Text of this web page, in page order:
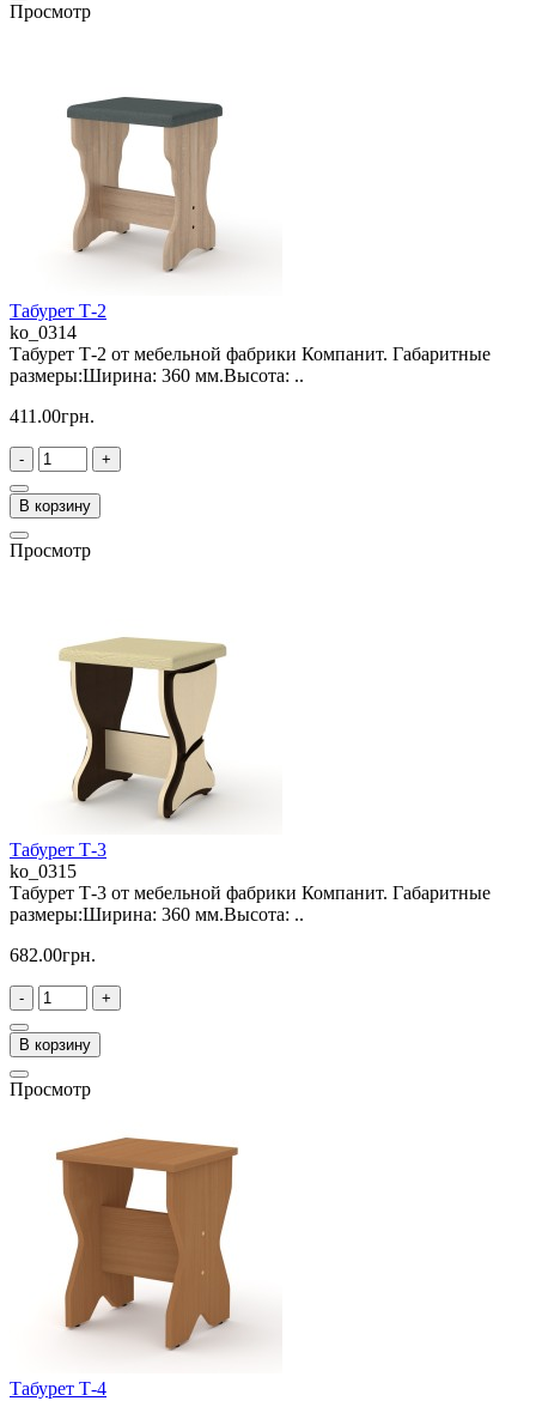
Просмотр
Табурет Т-2
ko_0314
Табурет Т-2 от мебельной фабрики Компанит. Габаритные
размеры:Ширина: 360 мм.Высота: ..
411.00грн.
- +
В корзину
Просмотр
Табурет Т-3
ko_0315
Табурет Т-3 от мебельной фабрики Компанит. Габаритные
размеры:Ширина: 360 мм.Высота: ..
682.00грн.
- +
В корзину
Просмотр
Табурет Т-4